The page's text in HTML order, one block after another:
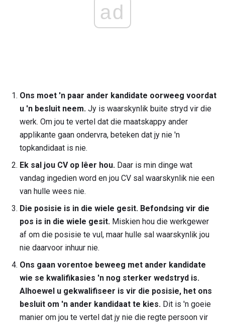
ad
Ons moet 'n paar ander kandidate oorweeg voordat
u 'n besluit neem. Jy is waarskynlik buite stryd vir die
werk. Om jou te vertel dat die maatskappy ander
applikante gaan ondervra, beteken dat jy nie 'n
topkandidaat is nie.
Ek sal jou CV op lêer hou. Daar is min dinge wat
vandag ingedien word en jou CV sal waarskynlik nie een
van hulle wees nie.
Die posisie is in die wiele gesit. Befondsing vir die
pos is in die wiele gesit. Miskien hou die werkgewer
af om die posisie te vul, maar hulle sal waarskynlik jou
nie daarvoor inhuur nie.
Ons gaan vorentoe beweeg met ander kandidate
wie se kwalifikasies 'n nog sterker wedstryd is.
Alhoewel u gekwalifiseer is vir die posisie, het ons
besluit om 'n ander kandidaat te kies. Dit is 'n goeie
manier om jou te vertel dat jy nie die regte persoon vir